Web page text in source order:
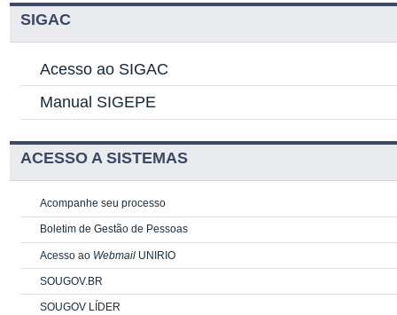
SIGAC
Acesso ao SIGAC
Manual SIGEPE
ACESSO A SISTEMAS
Acompanhe seu processo
Boletim de Gestão de Pessoas
Acesso ao Webmail UNIRIO
SOUGOV.BR
SOUGOV LÍDER